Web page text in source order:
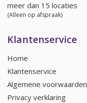
meer dan 15 locaties
(Alleen op afspraak)
Klantenservice
Home
Klantenservice
Algemene voorwaarden
Privacy verklaring